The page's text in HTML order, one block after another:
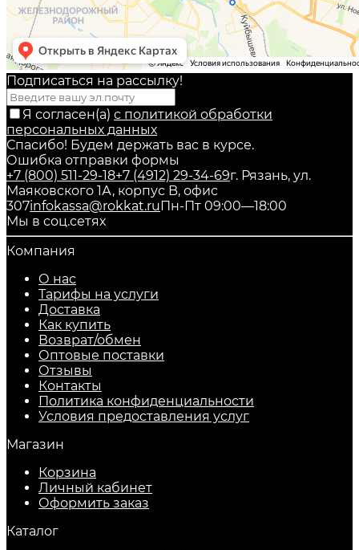
Подписаться на рассылкy!
Я согласен(a) с политикой обработки
персональных данных
Спасибо! Будем держать вас в курсе.
Ошибка отправки формы
+7 (800) 511-29-18+7 (4912) 29-34-69г. Рязань, ул.
Маяковского 1А, корпус B, офис
307infokassa@rokkat.ruПн-Пт 09:00—18:00
Мы в соц.сетях
Компания
О нас
Тарифы на услуги
Доставка
Как купить
Возврат/обмен
Оптовые поставки
Отзывы
Контакты
Политика конфиденциальности
Условия предоставления услуг
Магазин
Корзина
Личный кабинет
Оформить заказ
Каталог